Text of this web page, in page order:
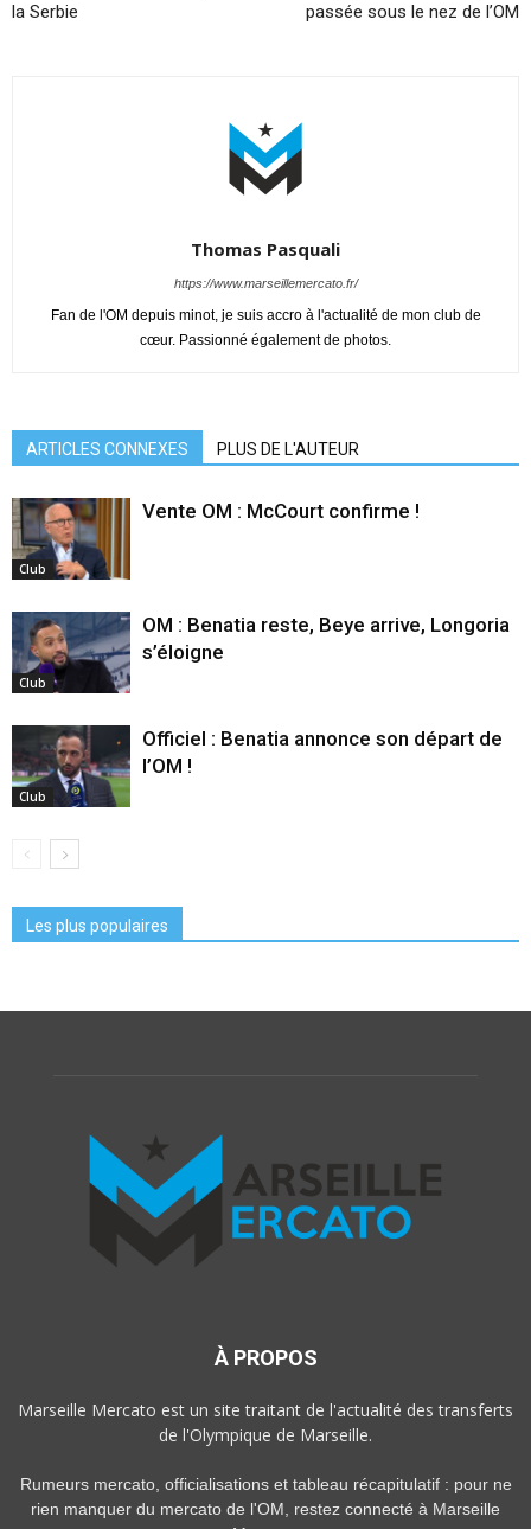
la Serbie
passée sous le nez de l’OM
Thomas Pasquali
https://www.marseillemercato.fr/
Fan de l'OM depuis minot, je suis accro à l'actualité de mon club de
cœur. Passionné également de photos.
ARTICLES CONNEXES PLUS DE L'AUTEUR
Club
Vente OM : McCourt confirme !
Club
OM : Benatia reste, Beye arrive, Longoria
s’éloigne
Club
Officiel : Benatia annonce son départ de
l’OM !
Les plus populaires
À PROPOS
Marseille Mercato est un site traitant de l'actualité des transferts
de l'Olympique de Marseille.
Rumeurs mercato, officialisations et tableau récapitulatif : pour ne
rien manquer du mercato de l'OM, restez connecté à Marseille